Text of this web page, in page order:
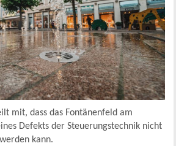
mit, dass das Fontänenfeld am
Defekts der Steuerungstechnik nicht
kann.